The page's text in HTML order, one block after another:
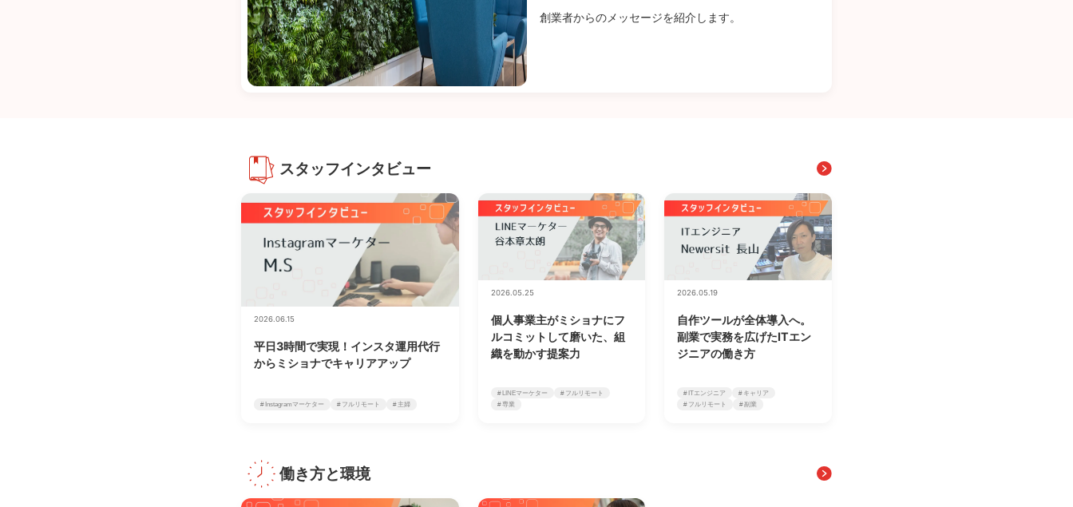
創業者からのメッセージを紹介します。
スタッフインタビュー
2026.06.15
平日3時間で実現！インスタ運用代行
からミショナでキャリアアップ
# Instagramマーケター # フルリモート # 主婦
2026.05.25
個人事業主がミショナにフ
ルコミットして磨いた、組
織を動かす提案力
# LINEマーケター
# フルリモート
# 専業
2026.05.19
自作ツールが全体導入へ。
副業で実務を広げたITエン
ジニアの働き方
# ITエンジニア
# キャリア
# フルリモート
# 副業
働き方と環境